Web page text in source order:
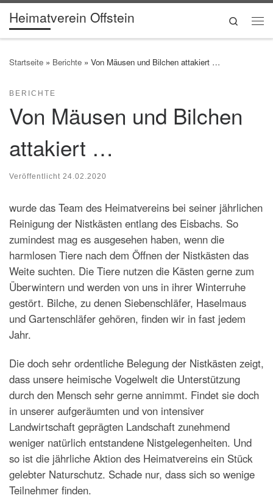
Zum Inhalt springen
Heimatverein Offstein
Search
Startseite » Berichte » Von Mäusen und Bilchen attakiert …
BERICHTE
Von Mäusen und Bilchen
attakiert …
Veröffentlicht 24.02.2020
wurde das Team des Heimatvereins bei seiner jährlichen
Reinigung der Nistkästen entlang des Eisbachs. So
zumindest mag es ausgesehen haben, wenn die
harmlosen Tiere nach dem Öffnen der Nistkästen das
Weite suchten. Die Tiere nutzen die Kästen gerne zum
Überwintern und werden von uns in ihrer Winterruhe
gestört. Bilche, zu denen Siebenschläfer, Haselmaus
und Gartenschläfer gehören, finden wir in fast jedem
Jahr.
Die doch sehr ordentliche Belegung der Nistkästen zeigt,
dass unsere heimische Vogelwelt die Unterstützung
durch den Mensch sehr gerne annimmt. Findet sie doch
in unserer aufgeräumten und von intensiver
Landwirtschaft geprägten Landschaft zunehmend
weniger natürlich entstandene Nistgelegenheiten. Und
so ist die jährliche Aktion des Heimatvereins ein Stück
gelebter Naturschutz. Schade nur, dass sich so wenige
Teilnehmer finden.